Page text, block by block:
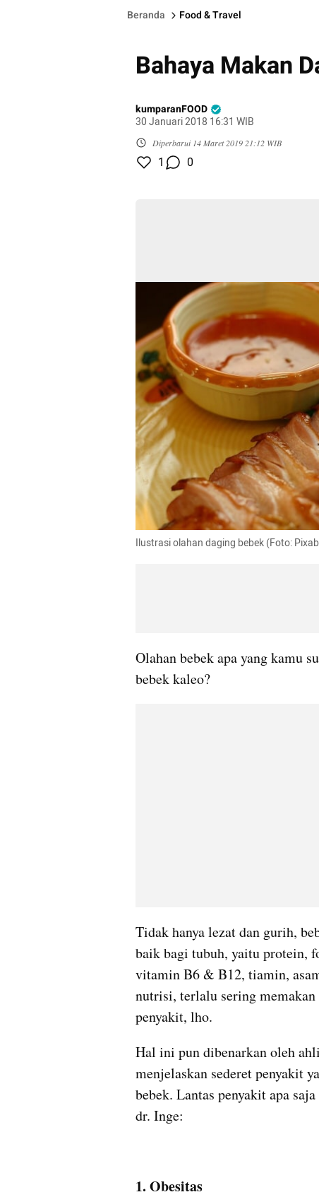
Beranda Food & Travel
Bahaya Makan
kumparanFOOD
30 Januari 2018 16:31 WIB
Diperbarui 14 Maret 2019 21:12 WIB
1 0
Ilustrasi olahan daging bebek (Foto:
Olahan bebek apa yang kamu
bebek kaleo?
Tidak hanya lezat dan gurih,
baik bagi tubuh, yaitu protein,
vitamin B6 & B12, tiamin,
nutrisi, terlalu sering memakan
penyakit, lho.
Hal ini pun dibenarkan oleh
menjelaskan sederet penyakit
bebek. Lantas penyakit apa
dr. Inge:
1. Obesitas